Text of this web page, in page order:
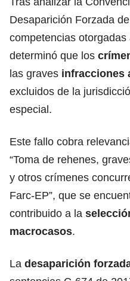
Desaparición Forzada
competencias
determinó que los
las graves infracciones
excluidos de la
especial.
Este fallo cobra
“Toma de rehenes,
y otros crímenes
Farc-EP”, que se
contribuido a la
macrocasos.
La desaparición